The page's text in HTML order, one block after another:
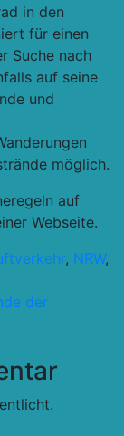
in den
für einen
Suche nach
auf seine
und
möglich.
auf
Webseite.
, NRW,
der